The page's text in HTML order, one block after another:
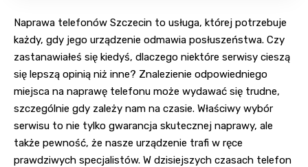
Naprawa telefonów Szczecin to usługa, której potrzebuje
każdy, gdy jego urządzenie odmawia posłuszeństwa. Czy
zastanawiałeś się kiedyś, dlaczego niektóre serwisy cieszą
się lepszą opinią niż inne? Znalezienie odpowiedniego
miejsca na naprawę telefonu może wydawać się trudne,
szczególnie gdy zależy nam na czasie. Właściwy wybór
serwisu to nie tylko gwarancja skutecznej naprawy, ale
także pewność, że nasze urządzenie trafi w ręce
prawdziwych specjalistów. W dzisiejszych czasach telefon